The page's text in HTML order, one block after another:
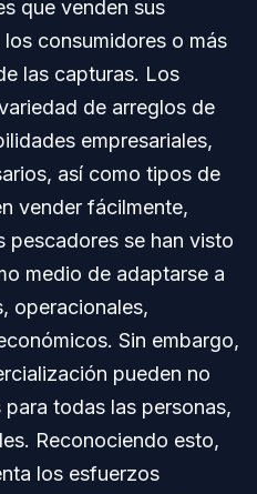
que venden sus
consumidores o más
las capturas. Los
de arreglos de
empresariales,
así como tipos de
vender fácilmente,
se han visto
medio de adaptarse a
operacionales,
Sin embargo,
pueden no
todas las personas,
Reconociendo esto,
los esfuerzos